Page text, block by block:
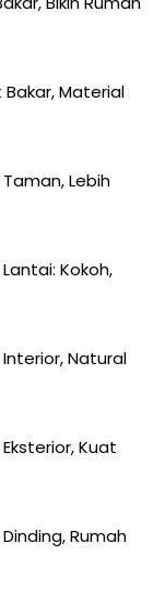
Material
Lebih
Kokoh,
Natural
Kuat
Rumah